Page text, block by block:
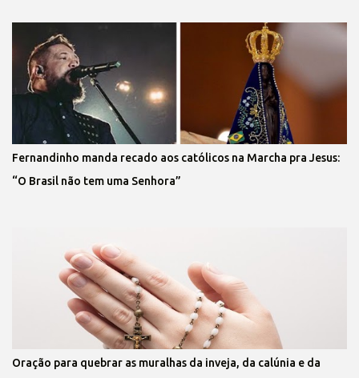
Fernandinho manda recado aos católicos na Marcha pra Jesus:
“O Brasil não tem uma Senhora”
Oração para quebrar as muralhas da inveja, da calúnia e da